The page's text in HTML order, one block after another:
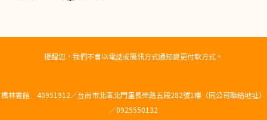
提醒您，我們不會以電話或簡訊方式通知變更付款方式。
楓林書館 40951912／台南市北區北門里長榮路五段282號1樓（同公司聯絡地址）
／0925550132